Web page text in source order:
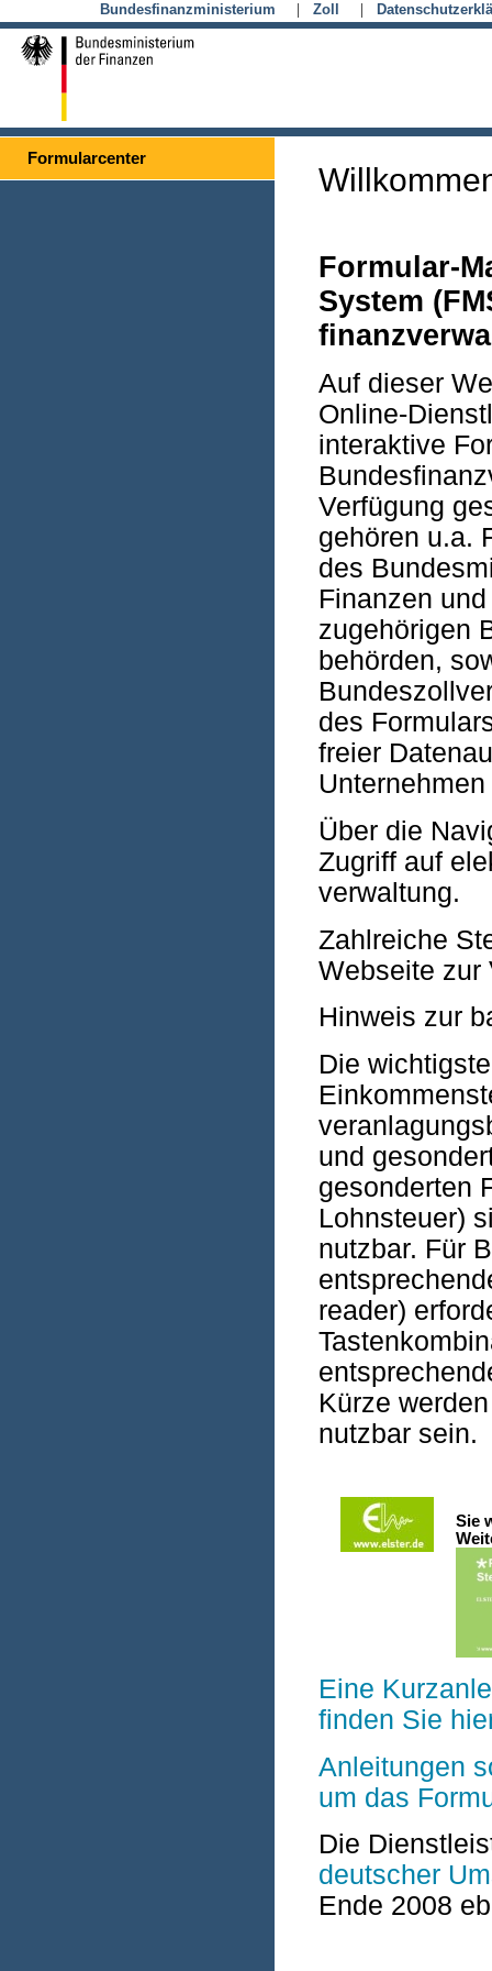
Bundesfinanzministerium | Zoll |
Formularcenter
Formular-
System
Auf dieser
Online-
interaktive
Verfügung
gehören u.a.
des
Finanzen
zugehörigen
behörden,
des
freier
Über die
Zugriff auf
verwaltung.
Zahlreiche
Webseite zur
Hinweis zur
Die
und
gesonderten
Lohnsteuer)
nutzbar. Für
reader)
Kürze
nutzbar sein.
Sie
Eine
finden Sie
Anleitungen
um das
Die
deutscher
Ende 2008